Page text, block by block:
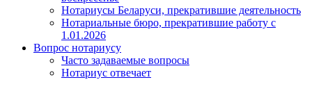
Нотариусы Беларуси, прекратившие деятельность
Нотариальные бюро, прекратившие работу с
1.01.2026
Вопрос нотариусу
Часто задаваемые вопросы
Нотариус отвечает